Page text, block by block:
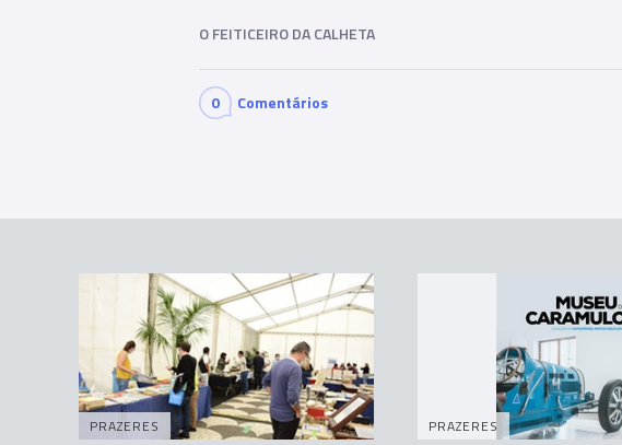
O FEITICEIRO DA CALHETA
0
Comentários
PRAZERES PRAZERES